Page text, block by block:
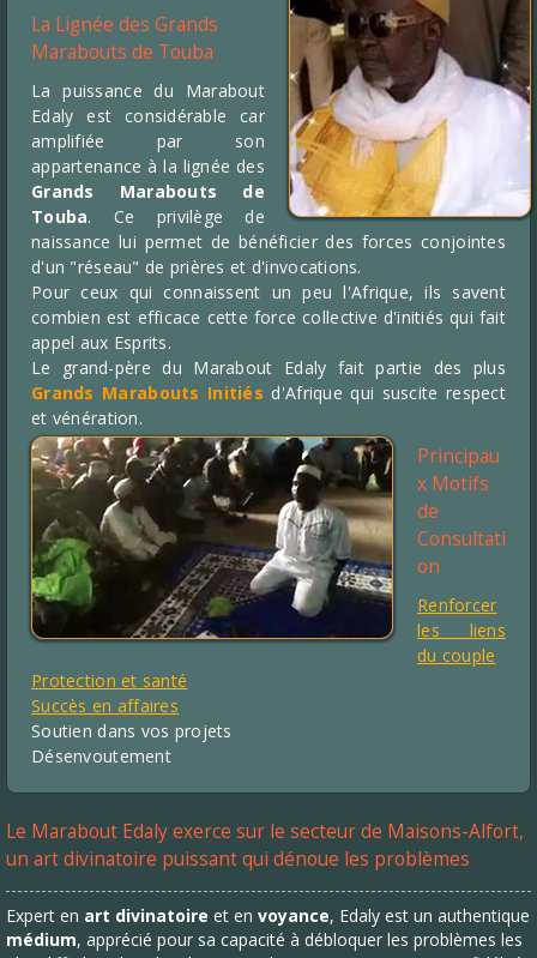
La Lignée des Grands
Marabouts de Touba
La puissance du Marabout
Edaly est considérable car
amplifiée par son
appartenance à la lignée des
Grands Marabouts de
Touba. Ce privilège de
naissance lui permet de bénéficier des forces conjointes
d'un "réseau" de prières et d'invocations.
Pour ceux qui connaissent un peu l'Afrique, ils savent
combien est efficace cette force collective d'initiés qui fait
appel aux Esprits.
Le grand-père du Marabout Edaly fait partie des plus
Grands Marabouts Initiés d'Afrique qui suscite respect
et vénération.
Principau
x Motifs
de
Consultati
on
Renforcer
les liens
du couple
Protection et santé
Succès en affaires
Soutien dans vos projets
Désenvoutement
Le Marabout Edaly exerce sur le secteur de Maisons-Alfort,
un art divinatoire puissant qui dénoue les problèmes
Expert en art divinatoire et en voyance, Edaly est un authentique
médium, apprécié pour sa capacité à débloquer les problèmes les